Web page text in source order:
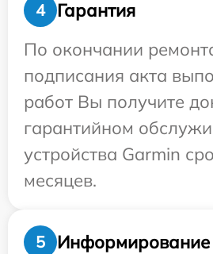
4
Гарантия
По окончании
подписания акта
работ Вы получите
гарантийном
устройства Garmin
месяцев.
5
Информирование